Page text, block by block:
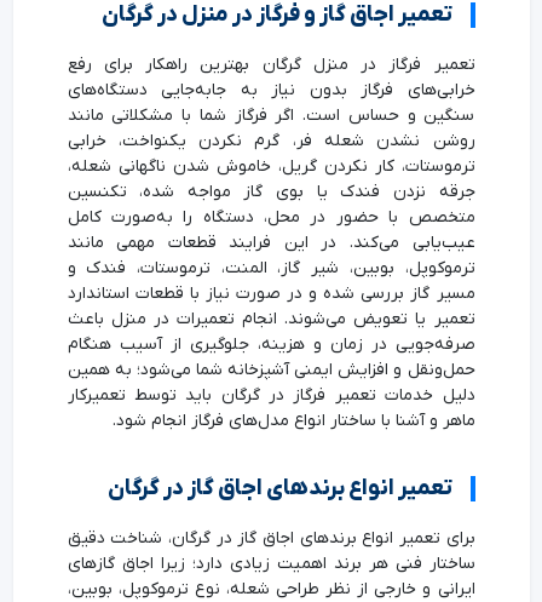
تعمیر اجاق گاز و فرگاز در منزل در گرگان
تعمیر فرگاز در منزل گرگان بهترین راهکار برای رفع
خرابی‌های فرگاز بدون نیاز به جابه‌جایی دستگاه‌های
سنگین و حساس است. اگر فرگاز شما با مشکلاتی مانند
روشن نشدن شعله فر، گرم نکردن یکنواخت، خرابی
ترموستات، کار نکردن گریل، خاموش شدن ناگهانی شعله،
جرقه نزدن فندک یا بوی گاز مواجه شده، تکنسین
متخصص با حضور در محل، دستگاه را به‌صورت کامل
عیب‌یابی می‌کند. در این فرایند قطعات مهمی مانند
ترموکوپل، بوبین، شیر گاز، المنت، ترموستات، فندک و
مسیر گاز بررسی شده و در صورت نیاز با قطعات استاندارد
تعمیر یا تعویض می‌شوند. انجام تعمیرات در منزل باعث
صرفه‌جویی در زمان و هزینه، جلوگیری از آسیب هنگام
حمل‌ونقل و افزایش ایمنی آشپزخانه شما می‌شود؛ به همین
دلیل خدمات تعمیر فرگاز در گرگان باید توسط تعمیرکار
ماهر و آشنا با ساختار انواع مدل‌های فرگاز انجام شود.
تعمیر انواع برندهای اجاق گاز در گرگان
برای تعمیر انواع برندهای اجاق گاز در گرگان، شناخت دقیق
ساختار فنی هر برند اهمیت زیادی دارد؛ زیرا اجاق گازهای
ایرانی و خارجی از نظر طراحی شعله، نوع ترموکوپل، بوبین،